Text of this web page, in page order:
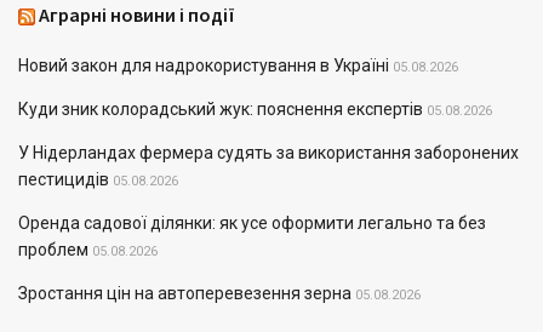
Аграрні новини і події
Новий закон для надрокористування в Україні 05.08.2026
Куди зник колорадський жук: пояснення експертів 05.08.2026
У Нідерландах фермера судять за використання заборонених
пестицидів 05.08.2026
Оренда садової ділянки: як усе оформити легально та без
проблем 05.08.2026
Зростання цін на автоперевезення зерна 05.08.2026